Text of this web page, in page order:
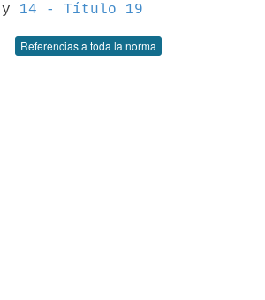
y 14 - Título 19
Referencias a toda la norma